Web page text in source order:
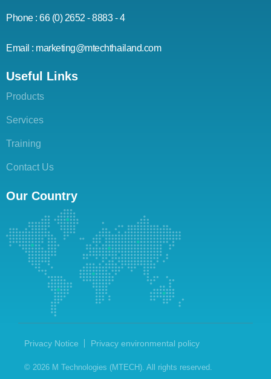
Phone : 66 (0) 2652 - 8883 - 4
Email : marketing@mtechthailand.com
Useful Links
Products
Services
Training
Contact Us
Our Country
Privacy Notice Privacy environmental policy
© 2026 M Technologies (MTECH). All rights reserved.